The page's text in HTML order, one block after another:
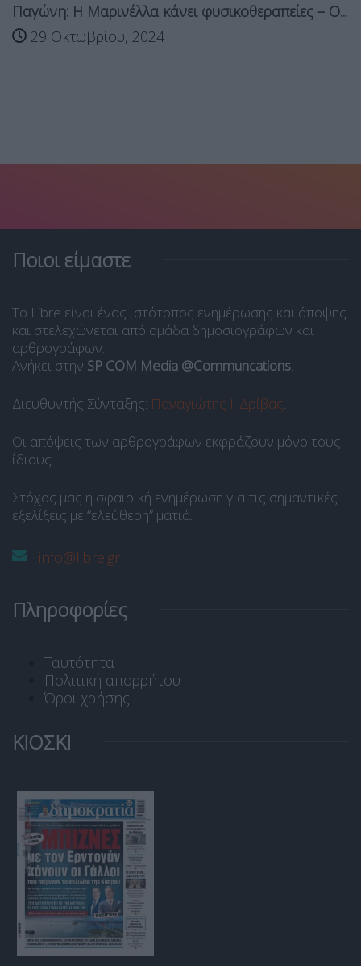
Παγώνη: Η Μαρινέλλα κάνει φυσικοθεραπείες – Ο...
29 Οκτωβρίου, 2024
Ποιοι είμαστε
Το Libre είναι ένας ιστότοπος ενημέρωσης και άποψης
και στελεχώνεται από ομάδα δημοσιογράφων και
αρθρογράφων.
Ανήκει στην SP COM Media @Communcations.
Διευθυντής Σύνταξης: Παναγιώτης Ι. Δρίβας.
Οι απόψεις των αρθρογράφων εκφράζουν μόνο τους
ίδιους.
Στόχος μας η σφαιρική ενημέρωση για τις σημαντικές
εξελίξεις με “ελεύθερη” ματιά.
info@libre.gr
Πληροφορίες
Ταυτότητα
Πολιτική απορρήτου
Όροι χρήσης
ΚΙΟΣΚΙ